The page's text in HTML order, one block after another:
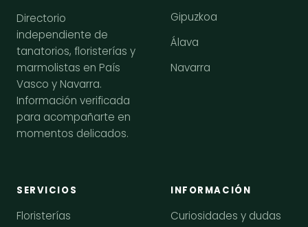
Directorio
independiente de
tanatorios, floristerías y
marmolistas en País
Vasco y Navarra.
Información verificada
para acompañarte en
momentos delicados.
Gipuzkoa
Álava
Navarra
SERVICIOS
Floristerías
INFORMACIÓN
Curiosidades y dudas